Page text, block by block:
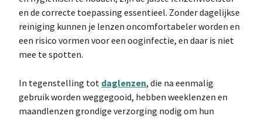
en de correcte toepassing essentieel. Zonder dagelijkse
reiniging kunnen je lenzen oncomfortabeler worden en
een risico vormen voor een ooginfectie, en daar is niet
mee te spotten.
In tegenstelling tot daglenzen, die na eenmalig
gebruik worden weggegooid, hebben weeklenzen en
maandlenzen grondige verzorging nodig om hun